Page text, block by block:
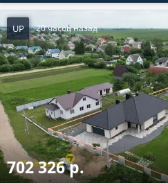
UP 20 часов назад
702 326 р.